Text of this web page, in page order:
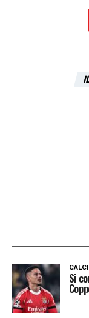
partecipato
fine,
stessa
TURNOVER–
probabilità
Guerrieri
Si